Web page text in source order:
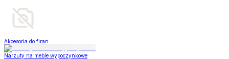
Akcesoria do firan
Narzuty na meble wypoczynkowe